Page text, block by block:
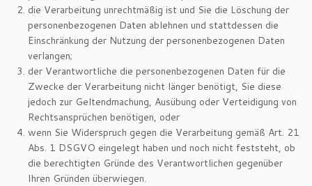
die Verarbeitung unrechtmäßig ist und Sie die Löschung der
personenbezogenen Daten ablehnen und stattdessen die
Einschränkung der Nutzung der personenbezogenen Daten
verlangen;
der Verantwortliche die personenbezogenen Daten für die
Zwecke der Verarbeitung nicht länger benötigt, Sie diese
jedoch zur Geltendmachung, Ausübung oder Verteidigung von
Rechtsansprüchen benötigen, oder
wenn Sie Widerspruch gegen die Verarbeitung gemäß Art. 21
Abs. 1 DSGVO eingelegt haben und noch nicht feststeht, ob
die berechtigten Gründe des Verantwortlichen gegenüber
Ihren Gründen überwiegen.